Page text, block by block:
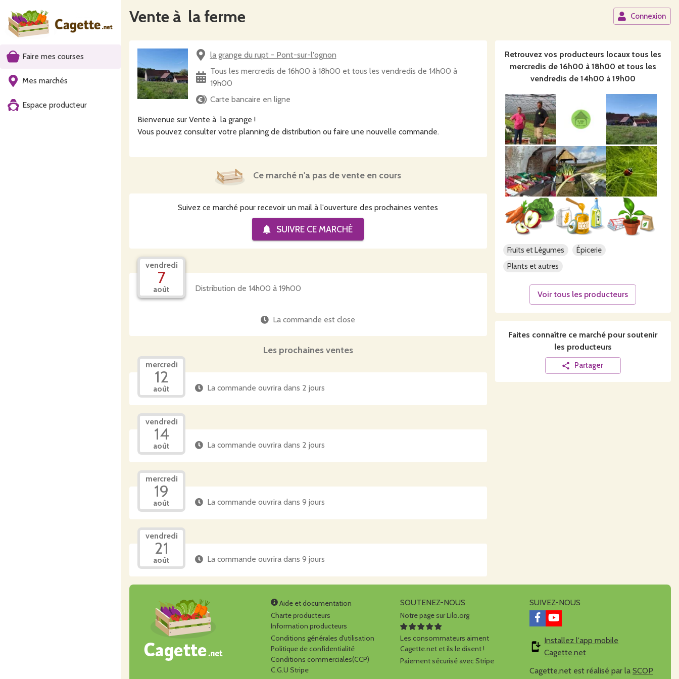
Faire mes courses
Mes marchés
Espace producteur
Vente à la ferme Connexion
la grange du rupt - Pont-sur-l'ognon
Tous les mercredis de 16h00 à 18h00 et tous les vendredis de 14h00 à
19h00
Carte bancaire en ligne
Bienvenue sur Vente à la grange !
Vous pouvez consulter votre planning de distribution ou faire une nouvelle commande.
Suivez ce marché pour recevoir un mail à l'ouverture des prochaines ventes
SUIVRE CE MARCHÉ
Ce marché n'a pas de vente en cours
vendredi
7
août Distribution de 14h00 à 19h00
La commande est close
Les prochaines ventes
mercredi
12
août La commande ouvrira dans 2 jours
vendredi
14
août La commande ouvrira dans 2 jours
mercredi
19
août La commande ouvrira dans 9 jours
vendredi
21
août La commande ouvrira dans 9 jours
Retrouvez vos producteurs locaux tous les
mercredis de 16h00 à 18h00 et tous les
vendredis de 14h00 à 19h00
Fruits et Légumes
Épicerie
Plants et autres
Voir tous les producteurs
Faites connaître ce marché pour soutenir
les producteurs
Partager
Aide et documentation
Charte producteurs
Information producteurs
Conditions générales d'utilisation
Politique de confidentialité
Conditions commerciales(CCP)
C.G.U Stripe
SOUTENEZ-NOUS
Notre page sur Lilo.org
Les consommateurs aiment
Cagette.net et ils le disent !
Paiement sécurisé avec Stripe
SUIVEZ-NOUS
Installez l'app mobile
Cagette.net
Cagette.net est réalisé par la SCOP